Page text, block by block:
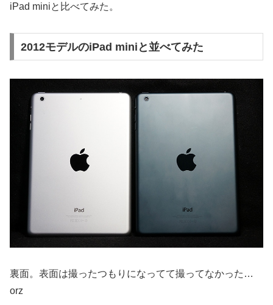
iPad miniと比べてみた。
2012モデルのiPad miniと並べてみた
裏面。表面は撮ったつもりになってて撮ってなかった…
orz